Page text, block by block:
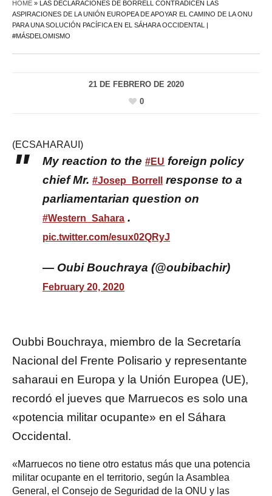
HOME » LAS DECLARACIONES DE BORRELL CONTRADICEN LAS
ASPIRACIONES DE LA UNIÓN EUROPEA DE APOYAR EL CAMINO DE LA ONU
PARA UNA SOLUCIÓN PACÍFICA EN EL SÁHARA OCCIDENTAL |
#MÁSDELOMISMO
21 DE FEBRERO DE 2020
0
(ECSAHARAUI)
My reaction to the #EU foreign policy
chief Mr. #Josep_Borrell
response to a
parliamentarian question on
#Western_Sahara .
pic.twitter.com/esux02QRyJ
— Oubi Bouchraya (@oubibachir)
February 20, 2020
Oubbi Bouchraya, miembro de la Secretaría
Nacional del Frente Polisario y representante
saharaui en Europa y la Unión Europea (UE),
recordó el jueves que Marruecos es solo una
«potencia militar ocupante» en el Sáhara
Occidental.
«Marruecos no tiene otro estatus más que una potencia
militar ocupante en el territorio, según la Asamblea
General, el Consejo de Seguridad de la ONU y las